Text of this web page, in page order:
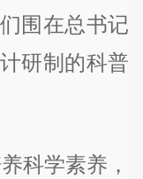
围在总书记
研制的科普
科学素养，